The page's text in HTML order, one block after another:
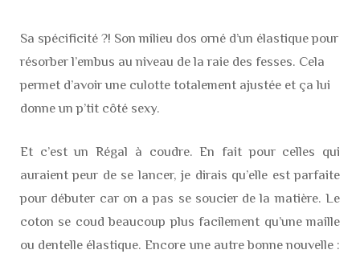
Sa spécificité ?! Son milieu dos orné d’un élastique pour
résorber l’embus au niveau de la raie des fesses. Cela
permet d’avoir une culotte totalement ajustée et ça lui
donne un p’tit côté sexy.
Et c’est un Régal à coudre. En fait pour celles qui
auraient peur de se lancer, je dirais qu’elle est parfaite
pour débuter car on a pas se soucier de la matière. Le
coton se coud beaucoup plus facilement qu’une maille
ou dentelle élastique. Encore une autre bonne nouvelle :